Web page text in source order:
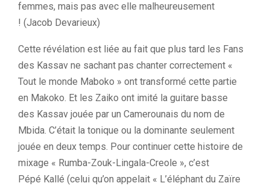
femmes, mais pas avec elle malheureusement
! (Jacob Devarieux)
Cette révélation est liée au fait que plus tard les Fans
des Kassav ne sachant pas chanter correctement «
Tout le monde Maboko » ont transformé cette partie
en Makoko. Et les Zaiko ont imité la guitare basse
des Kassav jouée par un Camerounais du nom de
Mbida. C’était la tonique ou la dominante seulement
jouée en deux temps. Pour continuer cette histoire de
mixage « Rumba-Zouk-Lingala-Creole », c’est
Pépé Kallé (celui qu’on appelait « L’éléphant du Zaïre